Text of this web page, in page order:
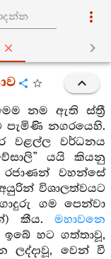
නම ඇති ස්ත්‍රී
පැමිණි නගරයෙහි.
වළල්ල වර්ධනය
යයි කියනු
රජාණන් වහන්සේ
විශාලත්වයට
ගම පෙන්වා
කීය. මහාවනෙ
හට ගත්තාවූ,
වෙන් වී